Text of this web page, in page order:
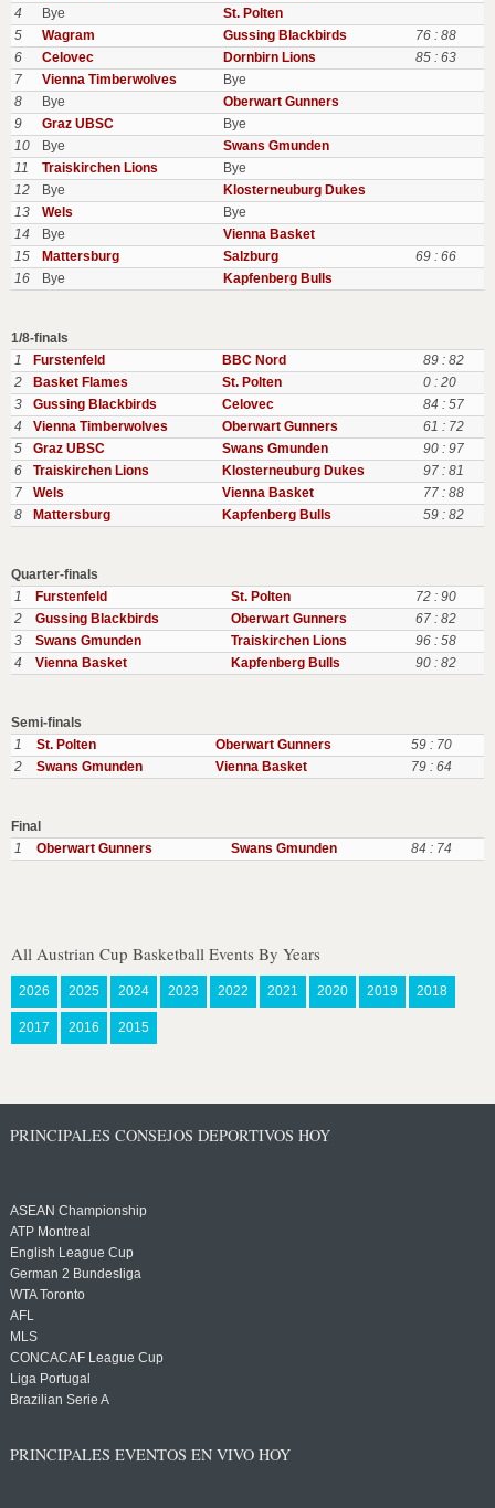
4
Bye
St. Polten
5
Wagram Gussing Blackbirds
76 : 88
6
Celovec Dornbirn Lions
85 : 63
7
Vienna Timberwolves
Bye
8
Bye
Oberwart Gunners
9
Graz UBSC
Bye
10
Bye
Swans Gmunden
11
Traiskirchen Lions
Bye
12
Bye
Klosterneuburg Dukes
13
Wels
Bye
14
Bye
Vienna Basket
15
Mattersburg Salzburg
69 : 66
16
Bye Kapfenberg Bulls
1/8-finals
1
Furstenfeld BBC Nord
89 : 82
2
Basket Flames St. Polten
0 : 20
3
Gussing Blackbirds Celovec
84 : 57
4
Vienna Timberwolves Oberwart Gunners
61 : 72
5
Graz UBSC Swans Gmunden
90 : 97
6
Traiskirchen Lions Klosterneuburg Dukes
97 : 81
7
Wels Vienna Basket
77 : 88
8
Mattersburg Kapfenberg Bulls 59 : 82
Quarter-finals
1
Furstenfeld St. Polten
72 : 90
2
Gussing Blackbirds Oberwart Gunners
67 : 82
3
Swans Gmunden Traiskirchen Lions
96 : 58
4
Vienna Basket Kapfenberg Bulls 90 : 82
Semi-finals
1
St. Polten Oberwart Gunners
59 : 70
2
Swans Gmunden Vienna Basket 79 : 64
Final
1
Oberwart Gunners Swans Gmunden 84 : 74
All Austrian Cup Basketball Events By Years
2026 2025 2024 2023 2022 2021 2020 2019 2018
2017 2016 2015
PRINCIPALES CONSEJOS DEPORTIVOS HOY
ASEAN Championship
ATP Montreal
English League Cup
German 2 Bundesliga
WTA Toronto
AFL
MLS
CONCACAF League Cup
Liga Portugal
Brazilian Serie A
PRINCIPALES EVENTOS EN VIVO HOY